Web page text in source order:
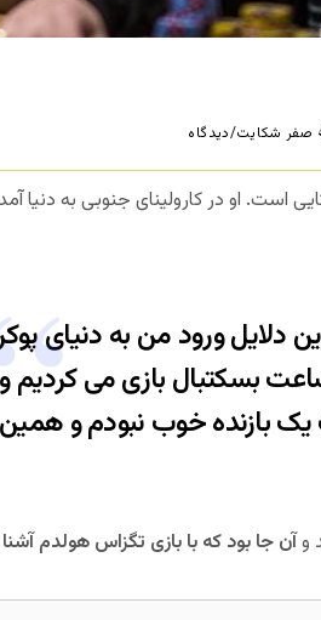
صفر شکایت/دیدگاه
است. او در کارولینای جنوبی به
دلایل ورود من به دنیای
بسکتبال بازی می
بازنده خوب نبودم و همین
وآن جا بود که با بازی تگزاس هولدم